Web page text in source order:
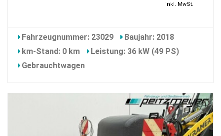
inkl. MwSt.
Fahrzeugnummer: 23029
Baujahr: 2018
km-Stand: 0 km
Leistung: 36 kW (49 PS)
Gebrauchtwagen